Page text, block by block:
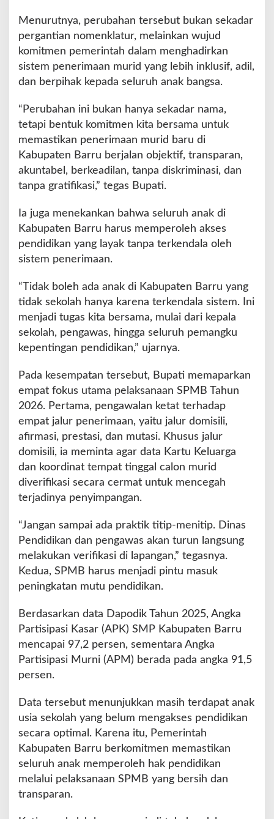
Menurutnya, perubahan tersebut bukan sekadar
pergantian nomenklatur, melainkan wujud
komitmen pemerintah dalam menghadirkan
sistem penerimaan murid yang lebih inklusif, adil,
dan berpihak kepada seluruh anak bangsa.
“Perubahan ini bukan hanya sekadar nama,
tetapi bentuk komitmen kita bersama untuk
memastikan penerimaan murid baru di
Kabupaten Barru berjalan objektif, transparan,
akuntabel, berkeadilan, tanpa diskriminasi, dan
tanpa gratifikasi,” tegas Bupati.
Ia juga menekankan bahwa seluruh anak di
Kabupaten Barru harus memperoleh akses
pendidikan yang layak tanpa terkendala oleh
sistem penerimaan.
“Tidak boleh ada anak di Kabupaten Barru yang
tidak sekolah hanya karena terkendala sistem. Ini
menjadi tugas kita bersama, mulai dari kepala
sekolah, pengawas, hingga seluruh pemangku
kepentingan pendidikan,” ujarnya.
Pada kesempatan tersebut, Bupati memaparkan
empat fokus utama pelaksanaan SPMB Tahun
2026. Pertama, pengawalan ketat terhadap
empat jalur penerimaan, yaitu jalur domisili,
afirmasi, prestasi, dan mutasi. Khusus jalur
domisili, ia meminta agar data Kartu Keluarga
dan koordinat tempat tinggal calon murid
diverifikasi secara cermat untuk mencegah
terjadinya penyimpangan.
“Jangan sampai ada praktik titip-menitip. Dinas
Pendidikan dan pengawas akan turun langsung
melakukan verifikasi di lapangan,” tegasnya.
Kedua, SPMB harus menjadi pintu masuk
peningkatan mutu pendidikan.
Berdasarkan data Dapodik Tahun 2025, Angka
Partisipasi Kasar (APK) SMP Kabupaten Barru
mencapai 97,2 persen, sementara Angka
Partisipasi Murni (APM) berada pada angka 91,5
persen.
Data tersebut menunjukkan masih terdapat anak
usia sekolah yang belum mengakses pendidikan
secara optimal. Karena itu, Pemerintah
Kabupaten Barru berkomitmen memastikan
seluruh anak memperoleh hak pendidikan
melalui pelaksanaan SPMB yang bersih dan
transparan.